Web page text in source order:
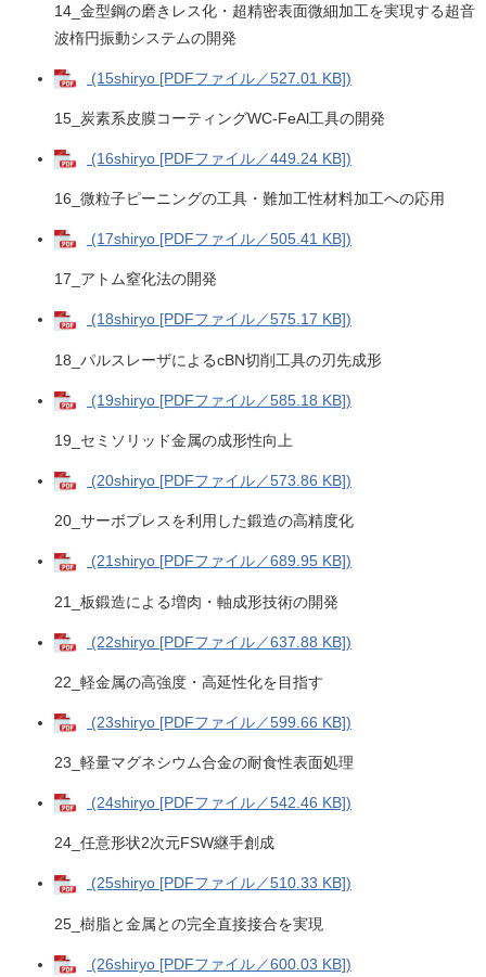
14_金型鋼の磨きレス化・超精密表面微細加工を実現する超音
波楕円振動システムの開発
(15shiryo [PDFファイル／527.01 KB])
15_炭素系皮膜コーティングWC-FeAl工具の開発
(16shiryo [PDFファイル／449.24 KB])
16_微粒子ピーニングの工具・難加工性材料加工への応用
(17shiryo [PDFファイル／505.41 KB])
17_アトム窒化法の開発
(18shiryo [PDFファイル／575.17 KB])
18_パルスレーザによるcBN切削工具の刃先成形
(19shiryo [PDFファイル／585.18 KB])
19_セミソリッド金属の成形性向上
(20shiryo [PDFファイル／573.86 KB])
20_サーボプレスを利用した鍛造の高精度化
(21shiryo [PDFファイル／689.95 KB])
21_板鍛造による増肉・軸成形技術の開発
(22shiryo [PDFファイル／637.88 KB])
22_軽金属の高強度・高延性化を目指す
(23shiryo [PDFファイル／599.66 KB])
23_軽量マグネシウム合金の耐食性表面処理
(24shiryo [PDFファイル／542.46 KB])
24_任意形状2次元FSW継手創成
(25shiryo [PDFファイル／510.33 KB])
25_樹脂と金属との完全直接接合を実現
(26shiryo [PDFファイル／600.03 KB])